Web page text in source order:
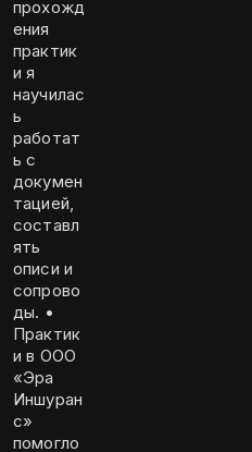
прохожд
ения
практик
и я
научилас
ь
работат
ь с
докумен
тацией,
составл
ять
описи и
сопрово
ды. •
Практик
и в ООО
«Эра
Иншуран
с»
помогло